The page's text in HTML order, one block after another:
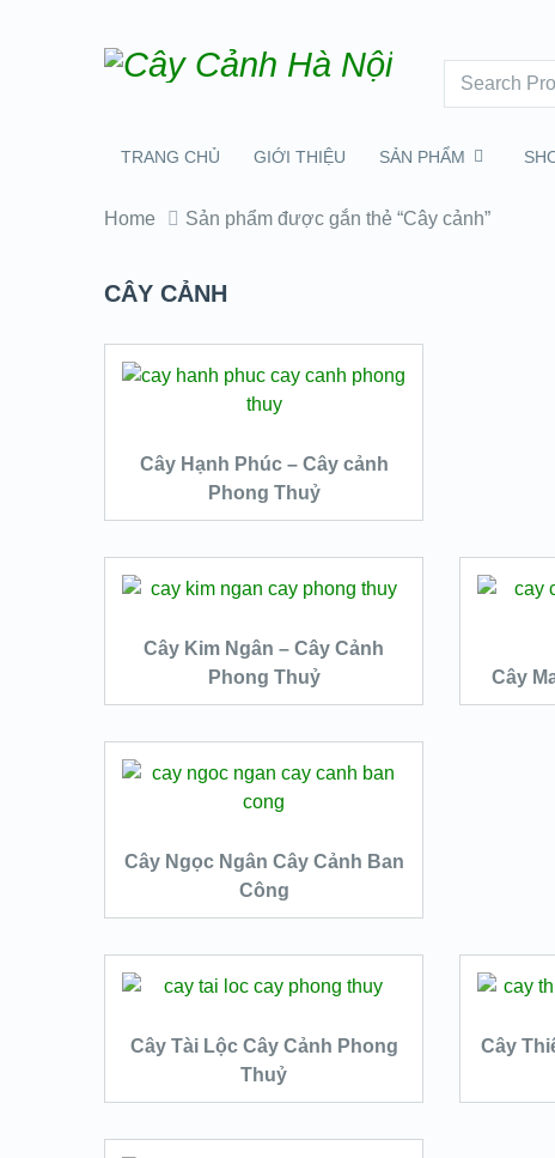
TRANG CHỦ GIỚI THIỆU SẢN PHẨM
Home Sản phẩm được gắn thẻ “Cây cảnh”
CÂY CẢNH
QUICK LOOK
VIEW DETAILS
ĐỌC TIẾP
Cây Hạnh Phúc – Cây cảnh
Phong Thuỷ
VIEW DETAILS
ĐỌC TIẾP
Cây Kim Ngân – Cây Cảnh
Phong Thuỷ
Cây
QUICK LOOK
VIEW DETAILS
ĐỌC TIẾP
Cây Ngọc Ngân Cây Cảnh Ban
Công
ĐỌC TIẾP
Cây Tài Lộc Cây Cảnh Phong
Thuỷ
Cây